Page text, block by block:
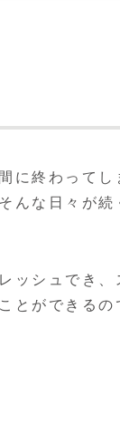
終わって
な日々が
シュでき
とができるの